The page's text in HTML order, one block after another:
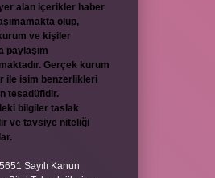
alan içerikler haber
olup,
ve kişiler
paylaşım
Gerçek kurum
ile isim benzerlikleri
tesadüfidir.
bilgiler taslak
ve tavsiye niteliği
Sayılı Kanun